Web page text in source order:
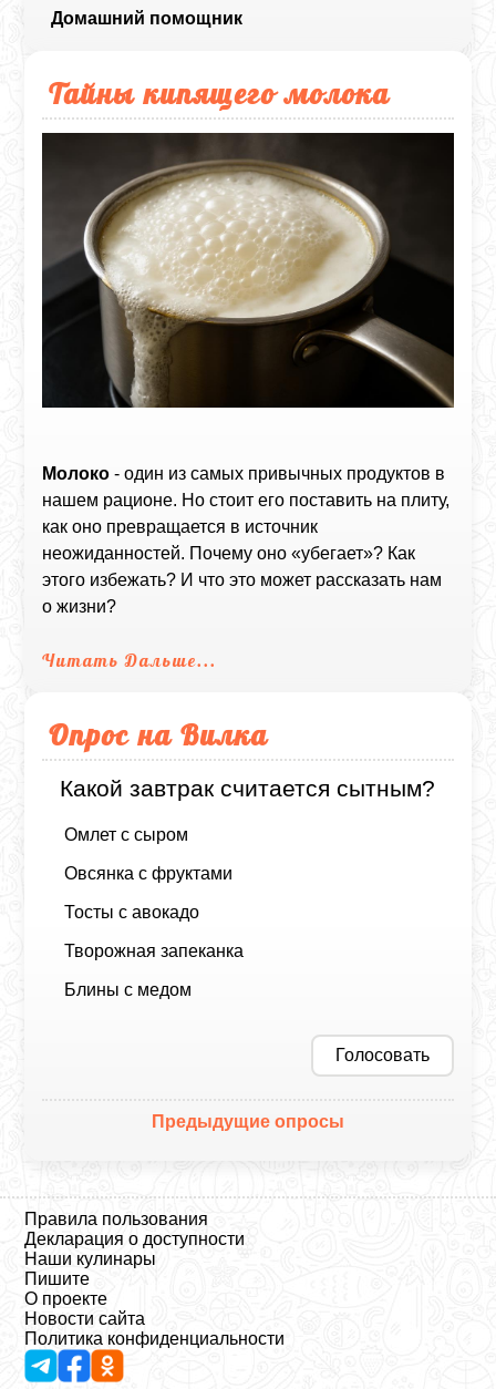
Домашний помощник
Тайны кипящего молока
Молоко - один из самых привычных продуктов в
нашем рационе. Но стоит его поставить на плиту,
как оно превращается в источник
неожиданностей. Почему оно «убегает»? Как
этого избежать? И что это может рассказать нам
о жизни?
Читать Дальше...
Опрос на Вилка
Какой завтрак считается сытным?
Омлет с сыром
Овсянка с фруктами
Тосты с авокадо
Творожная запеканка
Блины с медом
Голосовать
Предыдущие опросы
Правила пользования
Декларация о доступности
Наши кулинары
Пишите
О проекте
Новости сайта
Политика конфиденциальности